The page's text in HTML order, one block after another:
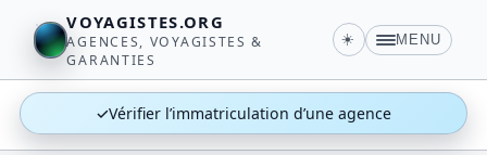
VOYAGISTES.ORG
AGENCES, VOYAGISTES &
GARANTIES
☀️ MENU
✓Vérifier l’immatriculation d’une agence